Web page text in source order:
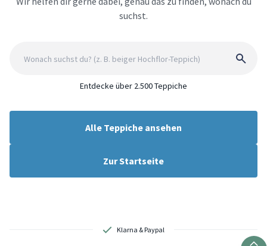
suchst.
Entdecke über 2.500 Teppiche
Alle Teppiche ansehen
Zur Startseite
Klarna & Paypal